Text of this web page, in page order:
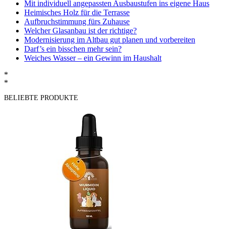
Mit individuell angepassten Ausbaustufen ins eigene Haus
Heimisches Holz für die Terrasse
Aufbruchstimmung fürs Zuhause
Welcher Glasanbau ist der richtige?
Modernisierung im Altbau gut planen und vorbereiten
Darf’s ein bisschen mehr sein?
Weiches Wasser – ein Gewinn im Haushalt
*
*
BELIEBTE PRODUKTE